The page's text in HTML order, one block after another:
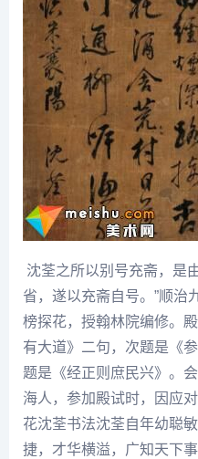
沈荃之所以别号充斋，是
省，遂以充斋自号。”顺治
榜探花，授翰林院编修。
有大道》二句，次题是《
题是《经正则庶民兴》。
海人，参加殿试时，因应
花沈荃书法沈荃自年幼聪
捷，才华横溢，广知天下